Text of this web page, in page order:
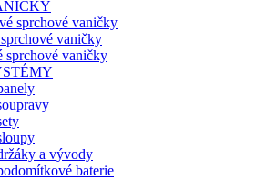
sprchové vaničky
vaničky
sprchové vaničky
a vývody
baterie